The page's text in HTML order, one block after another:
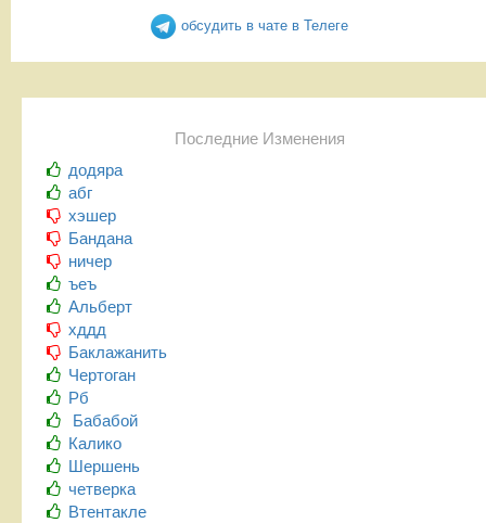
обсудить в чате в Телеге
Последние Изменения
додяра
абг
хэшер
Бандана
ничер
ъеъ
Альберт
хддд
Баклажанить
Чертоган
Рб
Бабабой
Калико
Шершень
четверка
Втентакле